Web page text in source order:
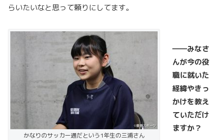
らいたいなと思って頼りにしてます。
かなりのサッカー通だという1年生の三浦さん
――みなさ
んが今の役
職に就いた
経緯やきっ
かけを教え
ていただけ
ますか？